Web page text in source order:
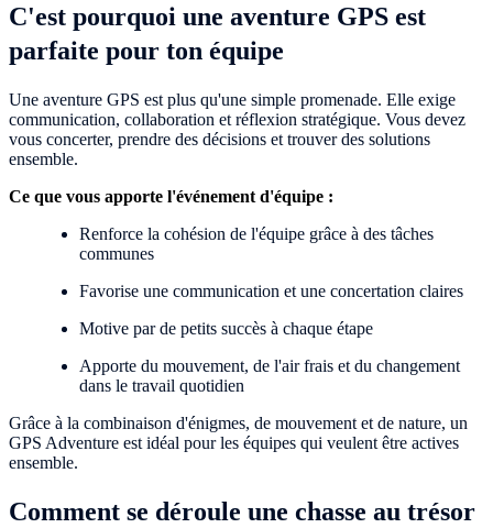
C'est pourquoi une aventure GPS est
parfaite pour ton équipe
Une aventure GPS est plus qu'une simple promenade. Elle exige
communication, collaboration et réflexion stratégique. Vous devez
vous concerter, prendre des décisions et trouver des solutions
ensemble.
Ce que vous apporte l'événement d'équipe :
Renforce la cohésion de l'équipe grâce à des tâches
communes
Favorise une communication et une concertation claires
Motive par de petits succès à chaque étape
Apporte du mouvement, de l'air frais et du changement
dans le travail quotidien
Grâce à la combinaison d'énigmes, de mouvement et de nature, un
GPS Adventure est idéal pour les équipes qui veulent être actives
ensemble.
Comment se déroule une chasse au trésor